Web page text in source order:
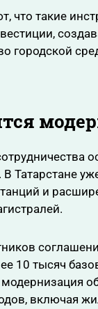
что такие
городской
Татарстане
и
10 тысяч
включая